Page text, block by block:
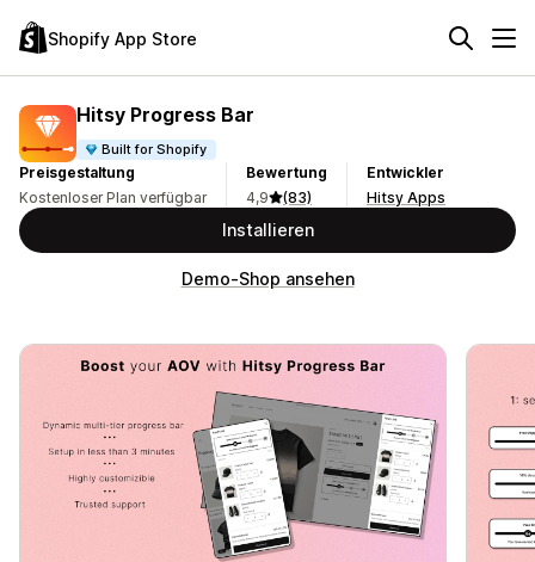
Shopify App Store
Hitsy Progress Bar
Built for Shopify
Preisgestaltung
Kostenloser Plan verfügbar
Bewertung
4,9
(83)
Entwickler
Hitsy Apps
Installieren
Demo-Shop ansehen